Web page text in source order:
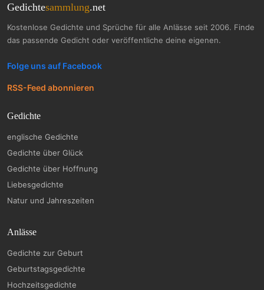
Gedichtesammlung.net
Kostenlose Gedichte und Sprüche für alle Anlässe seit 2006. Finde
das passende Gedicht oder veröffentliche deine eigenen.
Folge uns auf Facebook
RSS-Feed abonnieren
Gedichte
englische Gedichte
Gedichte über Glück
Gedichte über Hoffnung
Liebesgedichte
Natur und Jahreszeiten
Anlässe
Gedichte zur Geburt
Geburtstagsgedichte
Hochzeitsgedichte